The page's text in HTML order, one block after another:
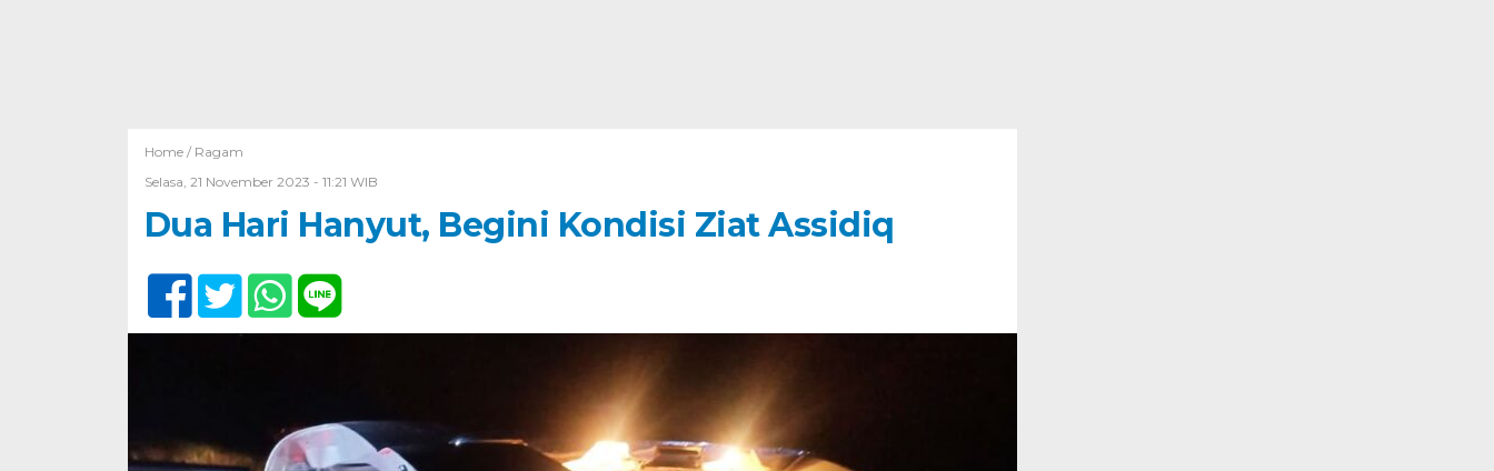
Home / Ragam
Selasa, 21 November 2023 - 11:21 WIB
Dua Hari Hanyut, Begini Kondisi Ziat Assidiq